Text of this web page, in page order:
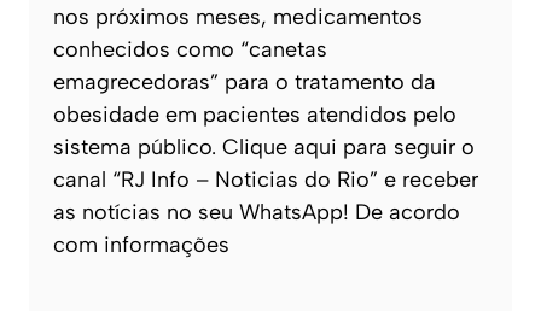
nos próximos meses, medicamentos
conhecidos como “canetas
emagrecedoras” para o tratamento da
obesidade em pacientes atendidos pelo
sistema público. Clique aqui para seguir o
canal “RJ Info – Noticias do Rio” e receber
as notícias no seu WhatsApp! De acordo
com informações